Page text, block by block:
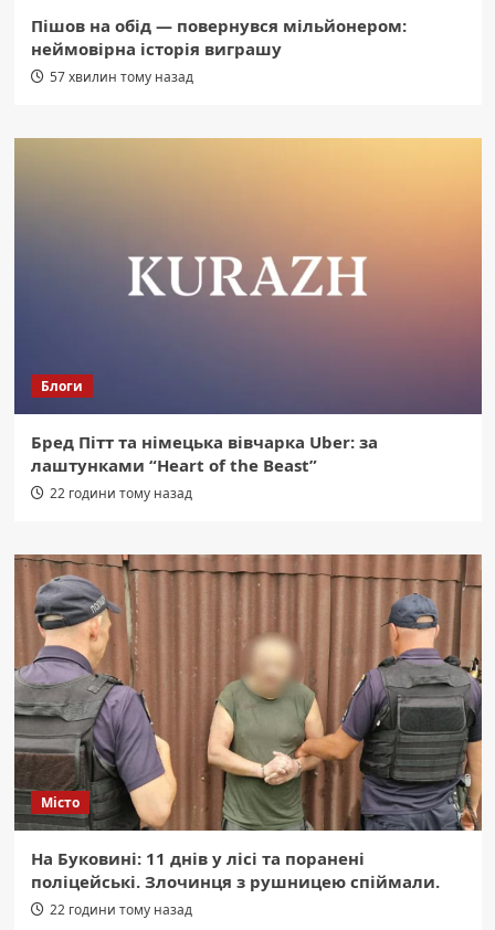
Пішов на обід — повернувся мільйонером:
неймовірна історія виграшу
57 хвилин тому назад
Блоги
Бред Пітт та німецька вівчарка Uber: за
лаштунками “Heart of the Beast”
22 години тому назад
Місто
На Буковині: 11 днів у лісі та поранені
поліцейські. Злочинця з рушницею спіймали.
22 години тому назад